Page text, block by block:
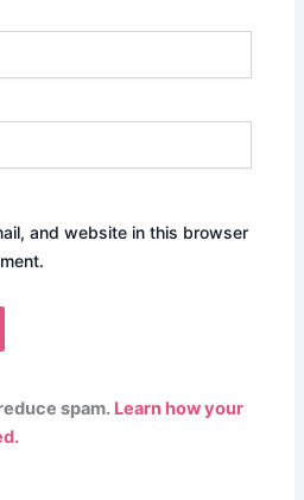
and website in this browser
spam. Learn how your